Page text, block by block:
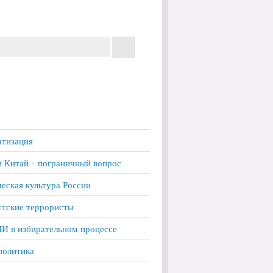
Китай - пограничный вопрос
культура России
террористы
в избирательном процессе